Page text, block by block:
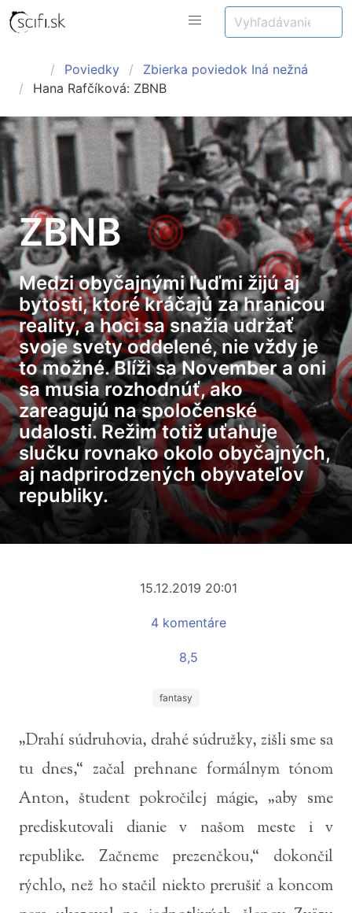
Poviedky
Zbierka poviedok Iná nežná
Hana Rafčíková: ZBNB
ZBNB
Medzi obyčajnými ľuďmi žijú aj
bytosti, ktoré kráčajú za hranicou
reality, a hoci sa snažia udržať
svoje svety oddelené, nie vždy je
to možné. Blíži sa November a oni
sa musia rozhodnúť, ako
zareagujú na spoločenské
udalosti. Režim totiž uťahuje
slučku rovnako okolo obyčajných,
aj nadprirodzených obyvateľov
republiky.
15.12.2019 20:01
4 komentáre
8,5
fantasy
„Drahí súdruhovia, drahé súdružky, zišli sme sa
tu dnes,“ začal prehnane formálnym tónom
Anton, študent pokročilej mágie, „aby sme
prediskutovali dianie v našom meste i v
republike. Začneme prezenčkou,“ dokončil
rýchlo, než ho stačil niekto prerušiť a koncom